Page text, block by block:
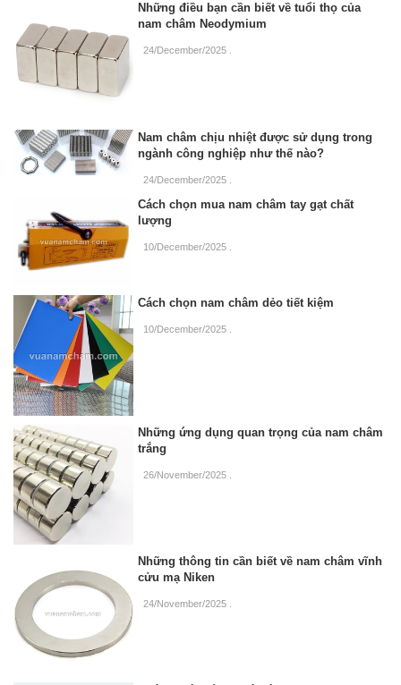
Những điều bạn cần biết về tuổi thọ của
nam châm Neodymium
24/December/2025
Nam châm chịu nhiệt được sử dụng trong
ngành công nghiệp như thế nào?
24/December/2025
Cách chọn mua nam châm tay gạt chất
lượng
10/December/2025
Cách chọn nam châm dẻo tiết kiệm
10/December/2025
Những ứng dụng quan trọng của nam châm
trắng
26/November/2025
Những thông tin cần biết về nam châm vĩnh
cửu mạ Niken
24/November/2025